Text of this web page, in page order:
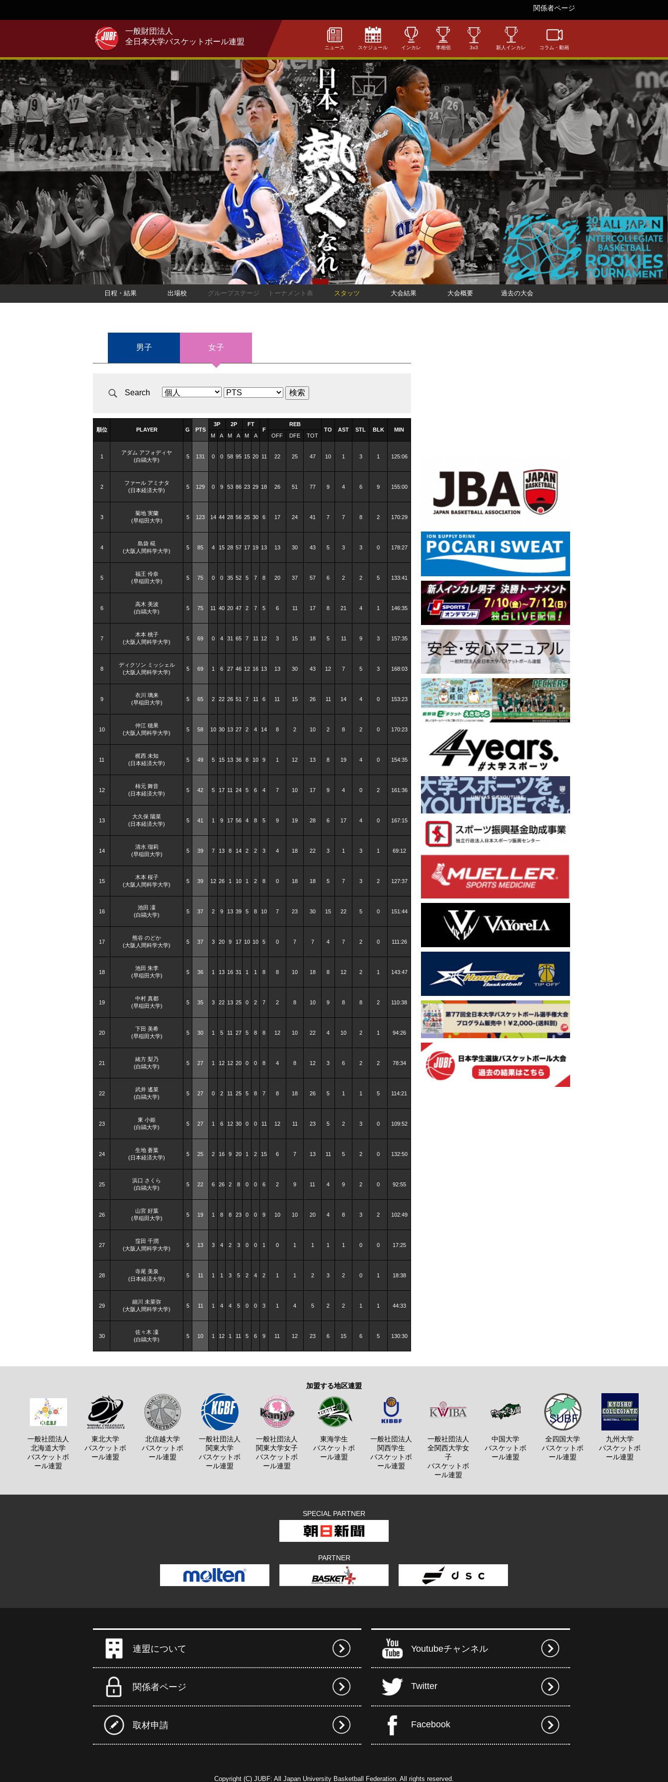
関係者ページ
一般財団法人
全日本大学バスケットボール連盟
ニュース スケジュール インカレ 李相佰 3x3 新人インカレ コラム・動画
日程・結果 出場校 グループステージ トーナメント表 スタッツ 大会結果 大会概要 過去の大会
男子 女子
Search
順位 PLAYER G PTS
3P 2P
FT
F
REB
TO
AST STL BLK
MIN
M
A M A M A OFF DFE TOT
1
アダム アフォディヤ
(白鷗大学)
5 131 0 0 58 95 15 20 11 22 25 47 10 1 3 1 125:06
2
ファール アミナタ
(日本経済大学)
5 129 0 9 53 86 23 29 18 26 51 77 9 4 6 9 155:00
3
菊地 実蘭
(早稲田大学)
5 123 14 44 28 56 25 30 6 17 24 41 7 7 8 2 170:29
4
島袋 椛
(大阪人間科学大学)
5 85 4 15 28 57 17 19 13 13 30 43 5 3 3 0 178:27
5
福王 伶奈
(早稲田大学)
5 75 0 0 35 52 5 7 8 20 37 57 6 2 2 5 133:41
6
高木 美波
(白鷗大学)
5 75 11 40 20 47 2 7 5 6 11 17 8 21 4 1 146:35
7
木本 桃子
(大阪人間科学大学)
5 69 0 4 31 65 7 11 12 3 15 18 5 11 9 3 157:35
8
ディクソン ミッシェル
(大阪人間科学大学)
5 69 1 6 27 46 12 16 13 13 30 43 12 7 5 3 168:03
9
衣川 璃来
(早稲田大学)
5 65 2 22 26 51 7 11 6 11 15 26 11 14 4 0 153:23
10
仲江 穂果
(大阪人間科学大学)
5 58 10 30 13 27 2 4 14 8 2 10 2 8 2 0 170:23
11
梶西 未知
(日本経済大学)
5 49 5 15 13 36 8 10 9 1 12 13 8 19 4 0 154:35
12
柿元 舞音
(日本経済大学)
5 42 5 17 11 24 5 6 4 7 10 17 9 4 0 2 161:36
13
大久保 陽菜
(日本経済大学)
5 41 1 9 17 56 4 8 5 9 19 28 6 17 4 0 167:15
14
清水 瑠莉
(早稲田大学)
5 39 7 13 8 14 2 2 3 4 18 22 3 1 3 1 69:12
15
木本 桜子
(大阪人間科学大学)
5 39 12 26 1 10 1 2 8 0 18 18 5 7 3 2 127:37
16
池田 凜
(白鷗大学)
5 37 2 9 13 39 5 8 10 7 23 30 15 22 5 0 151:44
17
熊谷 のどか
(大阪人間科学大学)
5 37 3 20 9 17 10 10 5 0 7 7 4 7 2 0 111:26
18
池田 朱李
(早稲田大学)
5 36 1 13 16 31 1 1 8 8 10 18 8 12 2 1 143:47
19
中村 真都
(早稲田大学)
5 35 3 22 13 25 0 2 7 2 8 10 9 8 8 2 110:38
20
下田 美希
(早稲田大学)
5 30 1 5 11 27 5 8 8 12 10 22 4 10 2 1 94:26
21
緒方 梨乃
(白鷗大学)
5 27 1 12 12 20 0 0 8 4 8 12 3 6 2 2 78:34
22
武井 遙菜
(白鷗大学)
5 27 0 2 11 25 5 8 7 8 18 26 5 1 1 5 114:21
23
東 小姫
(白鷗大学)
5 27 1 6 12 30 0 0 11 12 11 23 5 2 3 0 109:52
24
生地 蒼葉
(日本経済大学)
5 25 2 16 9 20 1 2 15 6 7 13 11 5 2 0 132:50
25
浜口 さくら
(白鷗大学)
5 22 6 26 2 8 0 0 6 2 9 11 4 9 2 0 92:55
26
山宮 好葉
(早稲田大学)
5 19 1 8 8 23 0 0 9 10 10 20 4 8 3 2 102:49
27
窪田 千潤
(大阪人間科学大学)
5 13 3 4 2 3 0 0 1 0 1 1 1 1 0 0 17:25
28
寺尾 美泉
(日本経済大学)
5 11 1 1 3 5 2 4 2 1 1 2 3 2 0 1 18:38
29
細川 未菜弥
(大阪人間科学大学)
5 11 1 4 4 5 0 0 3 1 4 5 2 2 1 1 44:33
30
佐々木 凜
(白鷗大学)
5 10 1 12 1 11 5 6 9 11 12 23 6 15 6 5 130:30
加盟する地区連盟
一般社団法人
北海道大学
バスケットボ
ール連盟
東北大学
バスケットボ
ール連盟
北信越大学
バスケットボ
ール連盟
一般社団法人
関東大学
バスケットボ
ール連盟
一般社団法人
関東大学女子
バスケットボ
ール連盟
東海学生
バスケットボ
ール連盟
一般社団法人
関西学生
バスケットボ
ール連盟
一般社団法人
全関西大学女
子
バスケットボ
ール連盟
中国大学
バスケットボ
ール連盟
全四国大学
バスケットボ
ール連盟
九州大学
バスケットボ
ール連盟
SPECIAL PARTNER
PARTNER
連盟について
関係者ページ
取材申請
Youtubeチャンネル
Twitter
Facebook
Copyright (C) JUBF: All Japan University Basketball Federation. All rights reserved.